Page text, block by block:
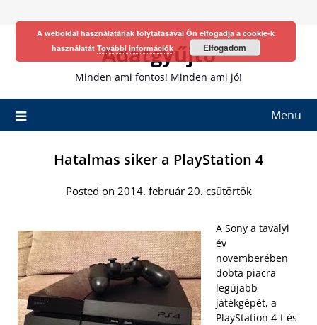
Adatgyűjtő
Minden ami fontos! Minden ami jó!
Menu
Hatalmas siker a PlayStation 4
Posted on 2014. február 20. csütörtök
A Sony a tavalyi
év
novemberében
dobta piacra
legújabb
játékgépét, a
PlayStation 4-t és
A weboldal használatának folytatásával Ön elfogadja a cookie-k
használatát További információk Elfogadom